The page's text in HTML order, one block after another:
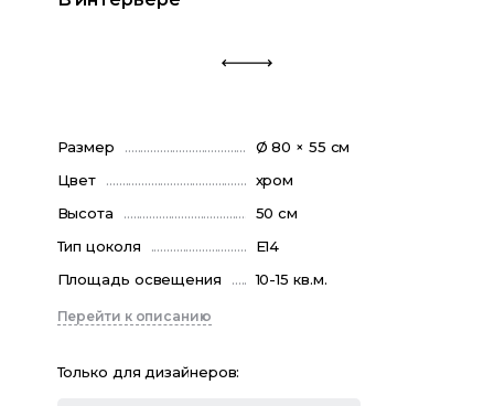
Размер
Ø 80 × 55 см
Цвет
хром
Высота
50 см
Тип цоколя
E14
Площадь освещения
10-15 кв.м.
Перейти к описанию
Только для дизайнеров: